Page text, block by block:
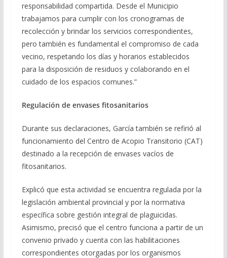
responsabilidad compartida. Desde el Municipio
trabajamos para cumplir con los cronogramas de
recolección y brindar los servicios correspondientes,
pero también es fundamental el compromiso de cada
vecino, respetando los días y horarios establecidos
para la disposición de residuos y colaborando en el
cuidado de los espacios comunes.”
Regulación de envases fitosanitarios
Durante sus declaraciones, García también se refirió al
funcionamiento del Centro de Acopio Transitorio (CAT)
destinado a la recepción de envases vacíos de
fitosanitarios.
Explicó que esta actividad se encuentra regulada por la
legislación ambiental provincial y por la normativa
específica sobre gestión integral de plaguicidas.
Asimismo, precisó que el centro funciona a partir de un
convenio privado y cuenta con las habilitaciones
correspondientes otorgadas por los organismos